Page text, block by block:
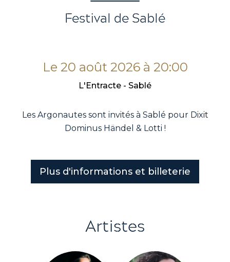
Festival de Sablé
Le 20 août 2026 à 20:00
L'Entracte - Sablé
Les Argonautes sont invités à Sablé pour Dixit
Dominus Händel & Lotti !
Plus d'informations et billeterie
Artistes